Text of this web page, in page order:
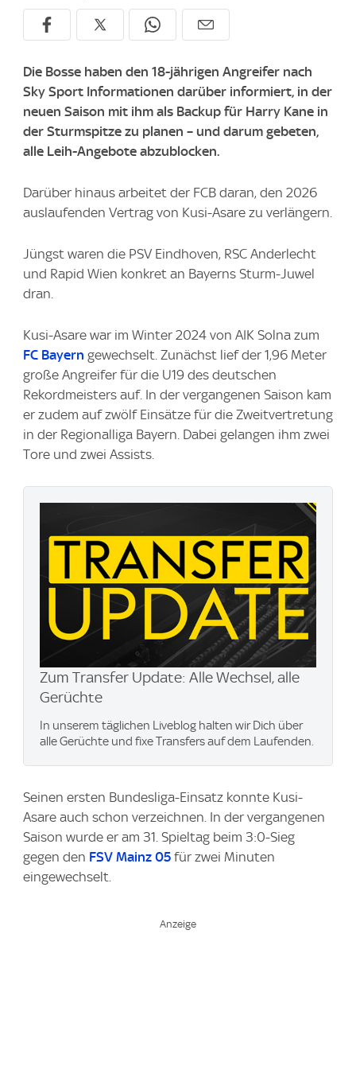
Die Bosse haben den 18-jährigen Angreifer nach
Sky Sport Informationen darüber informiert, in der
neuen Saison mit ihm als Backup für Harry Kane in
der Sturmspitze zu planen – und darum gebeten,
alle Leih-Angebote abzublocken.
Darüber hinaus arbeitet der FCB daran, den 2026
auslaufenden Vertrag von Kusi-Asare zu verlängern.
Jüngst waren die PSV Eindhoven, RSC Anderlecht
und Rapid Wien konkret an Bayerns Sturm-Juwel
dran.
Kusi-Asare war im Winter 2024 von AIK Solna zum
FC Bayern gewechselt. Zunächst lief der 1,96 Meter
große Angreifer für die U19 des deutschen
Rekordmeisters auf. In der vergangenen Saison kam
er zudem auf zwölf Einsätze für die Zweitvertretung
in der Regionalliga Bayern. Dabei gelangen ihm zwei
Tore und zwei Assists.
Zum Transfer Update: Alle Wechsel, alle
Gerüchte
In unserem täglichen Liveblog halten wir Dich über
alle Gerüchte und fixe Transfers auf dem Laufenden.
Seinen ersten Bundesliga-Einsatz konnte Kusi-
Asare auch schon verzeichnen. In der vergangenen
Saison wurde er am 31. Spieltag beim 3:0-Sieg
gegen den FSV Mainz 05 für zwei Minuten
eingewechselt.